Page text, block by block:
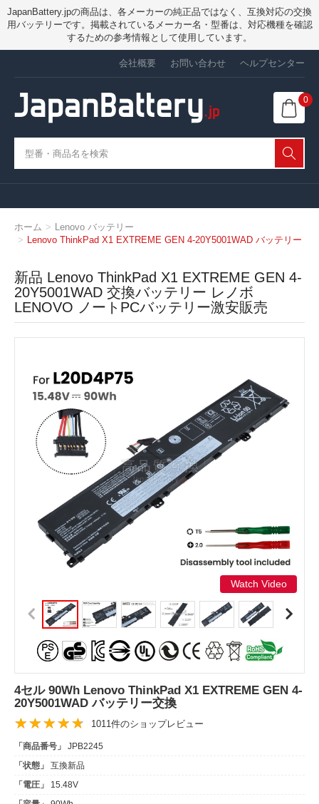
JapanBattery.jpの商品は、各メーカーの純正品ではなく、互換対応の交換
用バッテリーです。掲載されているメーカー名・型番は、対応機種を確認
するための参考情報として使用しています。
会社概要 お問い合わせ ヘルプセンター
0
ホーム
Lenovo バッテリー
Lenovo ThinkPad X1 EXTREME GEN 4-20Y5001WAD バッテリー
新品 Lenovo ThinkPad X1 EXTREME GEN 4-
20Y5001WAD 交換バッテリー レノボ
LENOVO ノートPCバッテリー激安販売
Watch Video
4セル 90Wh Lenovo ThinkPad X1 EXTREME GEN 4-
20Y5001WAD バッテリー交換
1011件のショップレビュー
「商品番号」
JPB2245
「状態」
互換新品
「電圧」
15.48V